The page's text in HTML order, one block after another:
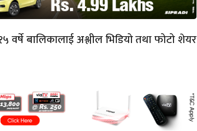
बालिकालाई अश्लील भिडियो तथा फोटो शेयर